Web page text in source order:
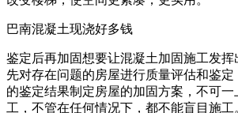
巴南混凝土现浇好多钱
鉴定后再加固想要让混凝土加固施工发
先对存在问题的房屋进行质量评估和鉴定
的鉴定结果制定房屋的加固方案，不可
工，不管在任何情况下，都不能盲目施工